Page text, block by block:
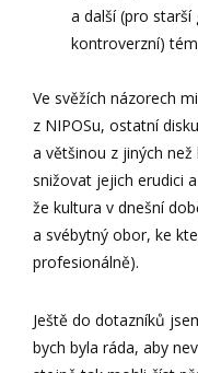
a další (pro
kontroverzní)
Ve svěžích názorech
z NIPOSu, ostatní
a většinou z jiných
snižovat jejich erudici
že kultura v dnešní
a svébytný obor, ke
profesionálně).
Ještě do dotazníků
bych byla ráda, aby